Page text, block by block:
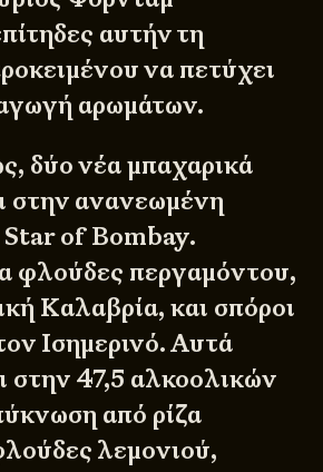
αυτήν τη
να πετύχει
αρωμάτων.
δύο νέα μπαχαρικά
στην ανανεωμένη
of Bombay.
φλούδες περγαμόντου,
Καλαβρία, και σπόροι
Ισημερινό. Αυτά
στην 47,5 αλκοολικών
από ρίζα
λεμονιού,